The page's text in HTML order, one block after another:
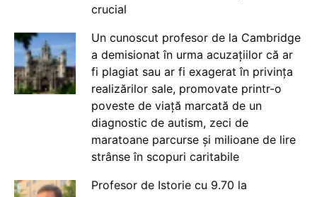
crucial
Un cunoscut profesor de la Cambridge
a demisionat în urma acuzațiilor că ar
fi plagiat sau ar fi exagerat în privința
realizărilor sale, promovate printr-o
poveste de viață marcată de un
diagnostic de autism, zeci de
maratoane parcurse și milioane de lire
strânse în scopuri caritabile
Profesor de Istorie cu 9.70 la